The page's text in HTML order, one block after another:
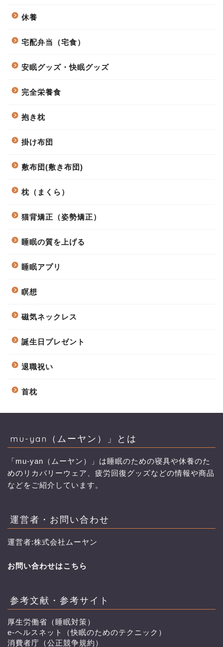
休養
宅配弁当（宅食）
安眠グッズ・快眠グッズ
完全栄養食
抱き枕
掛け布団
敷布団(敷き布団)
枕（まくら）
猫背矯正（姿勢矯正）
睡眠の質を上げる
睡眠アプリ
瞑想
磁気ネックレス
誕生日プレゼント
退職祝い
首枕
mu-yan（ムーヤン）」とは
「mu-yan（ムーヤン）」は睡眠のための寝具や休養のた
めのリカバリーウェア、疲労回復グッズなどの情報や商品
などをご紹介しています。
運営者・お問い合わせ
運営者:株式会社ムーヤン
お問い合わせはこちら
参考文献・参考サイト
厚生労働省（睡眠対策）
e-ヘルスネット（快眠のためのテクニック）
消費者庁（公正競争規約）